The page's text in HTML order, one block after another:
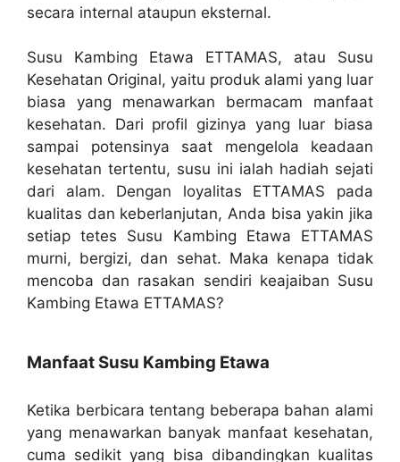
secara internal ataupun eksternal.
Susu Kambing Etawa ETTAMAS, atau Susu
Kesehatan Original, yaitu produk alami yang luar
biasa yang menawarkan bermacam manfaat
kesehatan. Dari profil gizinya yang luar biasa
sampai potensinya saat mengelola keadaan
kesehatan tertentu, susu ini ialah hadiah sejati
dari alam. Dengan loyalitas ETTAMAS pada
kualitas dan keberlanjutan, Anda bisa yakin jika
setiap tetes Susu Kambing Etawa ETTAMAS
murni, bergizi, dan sehat. Maka kenapa tidak
mencoba dan rasakan sendiri keajaiban Susu
Kambing Etawa ETTAMAS?
Manfaat Susu Kambing Etawa
Ketika berbicara tentang beberapa bahan alami
yang menawarkan banyak manfaat kesehatan,
cuma sedikit yang bisa dibandingkan kualitas